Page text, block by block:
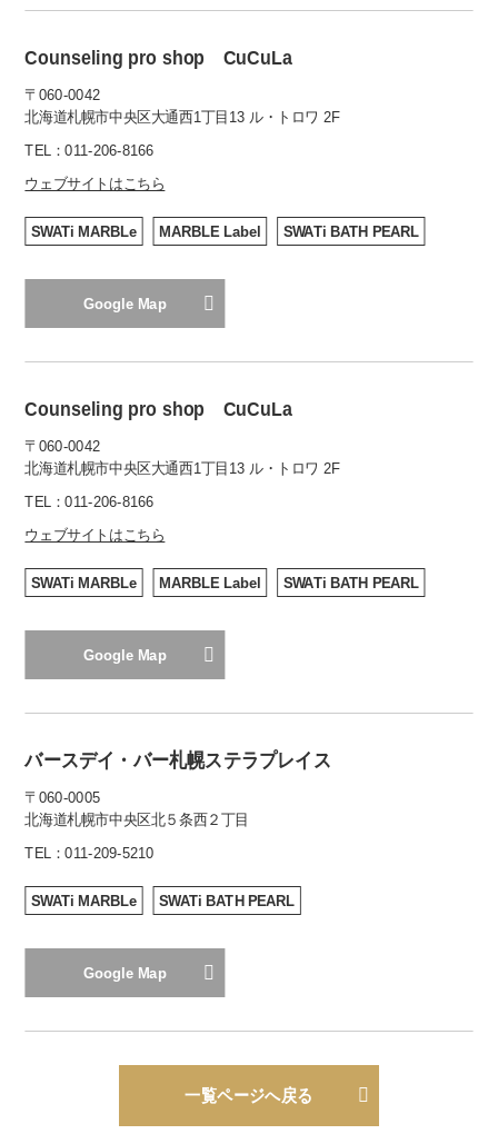
Counseling pro shop CuCuLa
〒060-0042
北海道札幌市中央区大通西1丁目13 ル・トロワ 2F
TEL：011-206-8166
ウェブサイトはこちら
SWATi MARBLe MARBLE Label SWATi BATH PEARL
Google Map
Counseling pro shop CuCuLa
〒060-0042
北海道札幌市中央区大通西1丁目13 ル・トロワ 2F
TEL：011-206-8166
ウェブサイトはこちら
SWATi MARBLe MARBLE Label SWATi BATH PEARL
Google Map
バースデイ・バー札幌ステラプレイス
〒060-0005
北海道札幌市中央区北５条西２丁目
TEL：011-209-5210
SWATi MARBLe SWATi BATH PEARL
Google Map
一覧ページへ戻る